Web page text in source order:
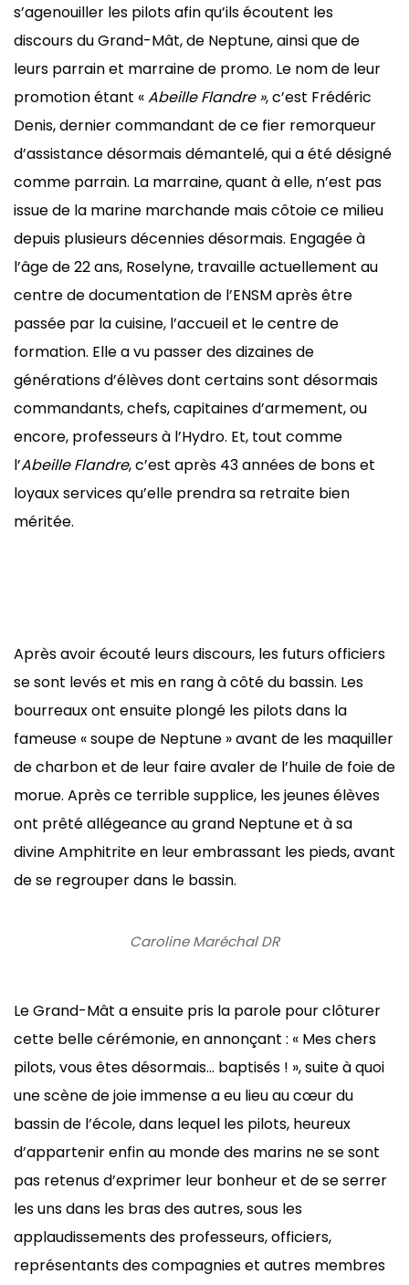
s’agenouiller les pilots afin qu’ils écoutent les
discours du Grand-Mât, de Neptune, ainsi que de
leurs parrain et marraine de promo. Le nom de leur
promotion étant «Abeille Flandre », c’est Frédéric
Denis, dernier commandant de ce fier remorqueur
d’assistance désormais démantelé, qui a été désigné
comme parrain. La marraine, quant à elle, n’est pas
issue de la marine marchande mais côtoie ce milieu
depuis plusieurs décennies désormais. Engagée à
l’âge de 22 ans, Roselyne, travaille actuellement au
centre de documentation de l’ENSM après être
passée par la cuisine, l’accueil et le centre de
formation. Elle a vu passer des dizaines de
générations d’élèves dont certains sont désormais
commandants, chefs, capitaines d’armement, ou
encore, professeurs à l’Hydro. Et, tout comme
l’Abeille Flandre, c’est après 43 années de bons et
loyaux services qu’elle prendra sa retraite bien
méritée.
Après avoir écouté leurs discours, les futurs officiers
se sont levés et mis en rang à côté du bassin. Les
bourreaux ont ensuite plongé les pilots dans la
fameuse « soupe de Neptune » avant de les maquiller
de charbon et de leur faire avaler de l’huile de foie de
morue. Après ce terrible supplice, les jeunes élèves
ont prêté allégeance au grand Neptune et à sa
divine Amphitrite en leur embrassant les pieds, avant
de se regrouper dans le bassin.
Caroline Maréchal DR
Le Grand-Mât a ensuite pris la parole pour clôturer
cette belle cérémonie, en annonçant : « Mes chers
pilots, vous êtes désormais… baptisés ! », suite à quoi
une scène de joie immense a eu lieu au cœur du
bassin de l’école, dans lequel les pilots, heureux
d’appartenir enfin au monde des marins ne se sont
pas retenus d’exprimer leur bonheur et de se serrer
les uns dans les bras des autres, sous les
applaudissements des professeurs, officiers,
représentants des compagnies et autres membres